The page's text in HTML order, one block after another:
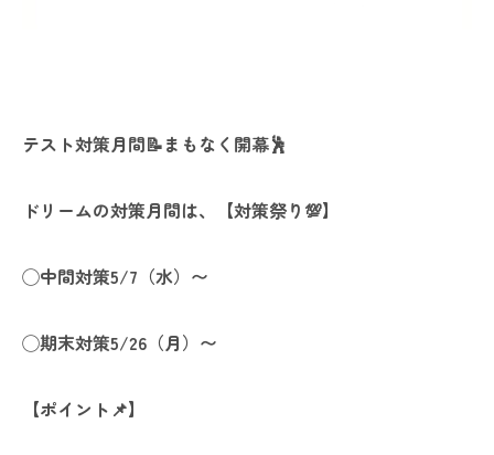
テスト対策月間📝まもなく開幕🕺
ドリームの対策月間は、【対策祭り💯】
◯中間対策5/7（水）〜
◯期末対策5/26（月）〜
【ポイント📌】